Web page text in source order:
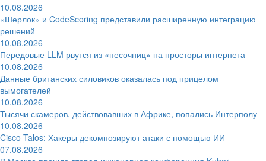
10.08.2026
«Шерлок» и CodeScoring представили расширенную интеграцию
решений
10.08.2026
Передовые LLM рвутся из «песочниц» на просторы интернета
10.08.2026
Данные британских силовиков оказалась под прицелом
вымогателей
10.08.2026
Тысячи скамеров, действовавших в Африке, попались Интерполу
10.08.2026
Cisco Talos: Хакеры декомпозируют атаки с помощью ИИ
07.08.2026